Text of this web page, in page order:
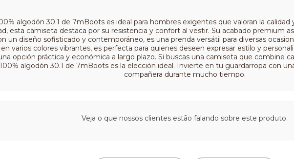
algodón 30.1 de 7mBoots es ideal para hombres exigentes que valoran la
esta camiseta destaca por su resistencia y confort al vestir. Su acabado premium
un diseño sofisticado y contemporáneo, es una prenda versátil para diversas
varios colores vibrantes, es perfecta para quienes deseen expresar estilo y
opción práctica y económica a largo plazo. Si buscas una camiseta que combine
algodón 30.1 de 7mBoots es la elección ideal. Invierte en tu guardarropa con
compañera durante mucho tiempo.
Veja o que nossos clientes estão falando sobre este produto.